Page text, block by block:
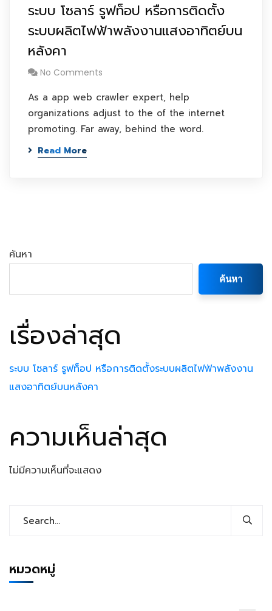
ระบบ โซลาร์ รูฟท็อป หรือการติดตั้ง
ระบบผลิตไฟฟ้าพลังงานแสงอาทิตย์บน
หลังคา
No Comments
As a app web crawler expert, help
organizations adjust to the of the internet
promoting. Far away, behind the word.
Read More
ค้นหา
ค้นหา
เรื่องล่าสุด
ระบบ โซลาร์ รูฟท็อป หรือการติดตั้งระบบผลิตไฟฟ้าพลังงาน
แสงอาทิตย์บนหลังคา
ความเห็นล่าสุด
ไม่มีความเห็นที่จะแสดง
หมวดหมู่